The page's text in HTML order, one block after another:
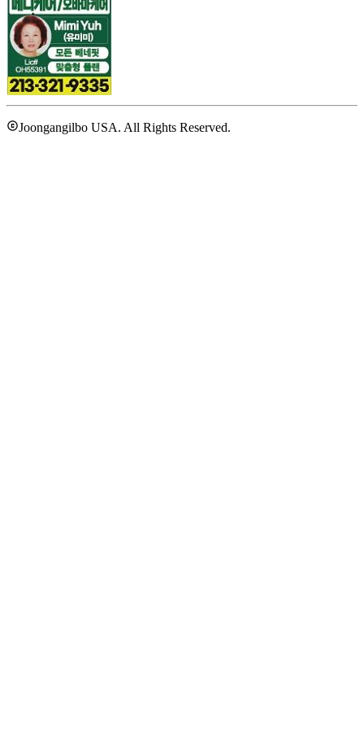
Joongangilbo USA. All Rights Reserved.